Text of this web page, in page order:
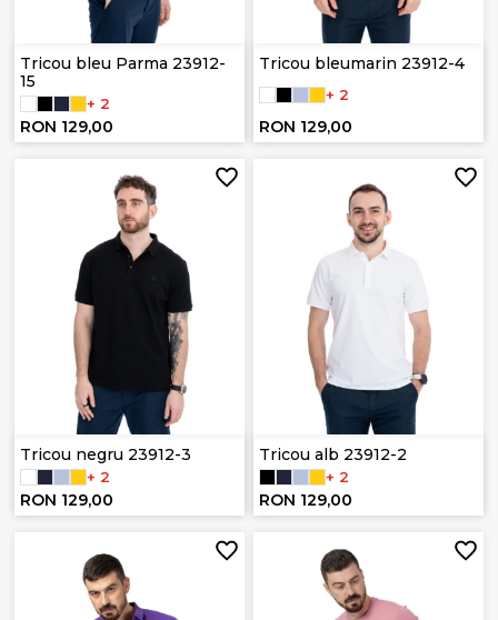
Tricou bleu Parma 23912-
15
+ 2
RON 129,00
Tricou bleumarin 23912-4
+ 2
RON 129,00
Tricou negru 23912-3
+ 2
RON 129,00
Tricou alb 23912-2
+ 2
RON 129,00